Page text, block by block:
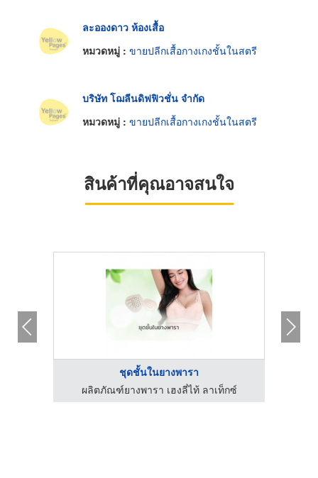
ละอองดาว ห้องเสื้อ
หมวดหมู่ : ขายปลีกเสื้อกางเกงชั้นในสตรี
บริษัท โฌลีนดิฟฟิวชั่น จำกัด
หมวดหมู่ : ขายปลีกเสื้อกางเกงชั้นในสตรี
สินค้าที่คุณอาจสนใจ
ชุดชั้นในยางพารา
ผลิตภัณฑ์ยางพารา เฮงลี่ไท้ ลาเท็กซ์